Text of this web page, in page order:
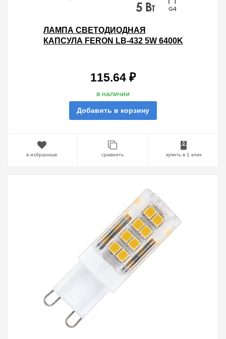
ЛАМПА СВЕТОДИОДНАЯ
КАПСУЛА FERON LB-432 5W 6400K
115.64 ₽
в наличии
Добавить в корзину
в избранные сравнить купить в 1 клик